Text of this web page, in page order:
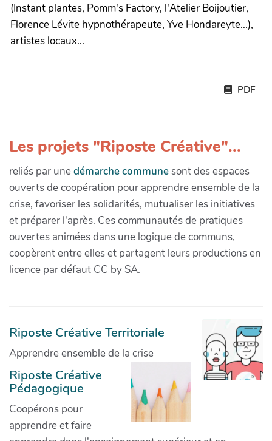
(Instant plantes, Pomm's Factory, l'Atelier Boijoutier,
Florence Lévite hypnothérapeute, Yve Hondareyte...),
artistes locaux...
PDF